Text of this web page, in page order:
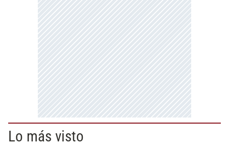
Lo más visto